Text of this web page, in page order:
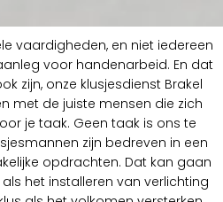
vaardigheden, en niet iedereen
voor handenarbeid. En dat
zijn, onze klusjesdienst Brakel
met de juiste mensen die zich
je taak. Geen taak is ons te
zijn bedreven in een
opdrachten. Dat kan gaan
het installeren van verlichting